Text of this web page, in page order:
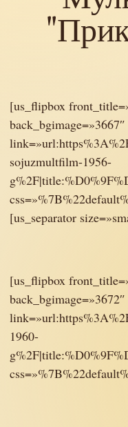
[us_flipbox
sojuzmultfilm-1956-
[us_separator
[us_flipbox
1960-